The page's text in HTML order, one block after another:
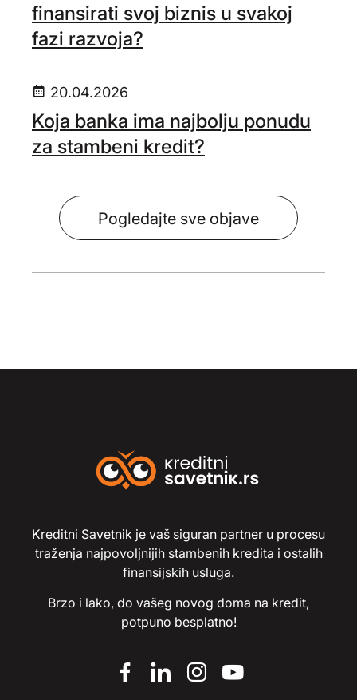
finansirati svoj biznis u svakoj
fazi razvoja?
20.04.2026
Koja banka ima najbolju ponudu
za stambeni kredit?
Pogledajte sve objave
Kreditni Savetnik je vaš siguran partner u procesu
traženja najpovoljnijih stambenih kredita i ostalih
finansijskih usluga.
Brzo i lako, do vašeg novog doma na kredit,
potpuno besplatno!